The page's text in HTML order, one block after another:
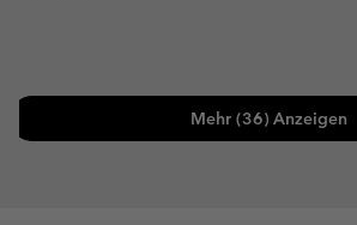
Mehr (36) Anzeigen